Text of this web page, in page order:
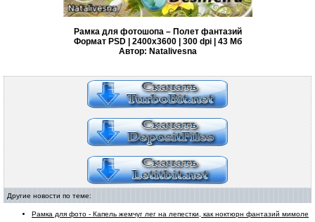
Рамка для фотошопа – Полет фантазий
Формат PSD | 2400x3600 | 300 dpi | 43 Мб
Автор: Natalivesna
Другие новости по теме:
Рамка для фото - Капель жемчуг лег на лепестки, как ноктюрн фантазий мимоле